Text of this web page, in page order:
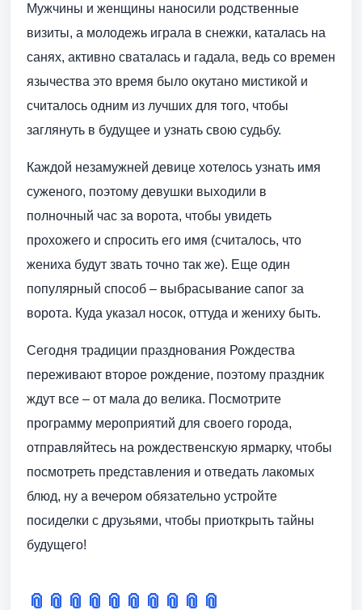
Мужчины и женщины наносили родственные
визиты, а молодежь играла в снежки, каталась на
санях, активно сваталась и гадала, ведь со времен
язычества это время было окутано мистикой и
считалось одним из лучших для того, чтобы
заглянуть в будущее и узнать свою судьбу.
Каждой незамужней девице хотелось узнать имя
суженого, поэтому девушки выходили в
полночный час за ворота, чтобы увидеть
прохожего и спросить его имя (считалось, что
жениха будут звать точно так же). Еще один
популярный способ – выбрасывание сапог за
ворота. Куда указал носок, оттуда и жениху быть.
Сегодня традиции празднования Рождества
переживают второе рождение, поэтому праздник
ждут все – от мала до велика. Посмотрите
программу мероприятий для своего города,
отправляйтесь на рождественскую ярмарку, чтобы
посмотреть представления и отведать лакомых
блюд, ну а вечером обязательно устройте
посиделки с друзьями, чтобы приоткрыть тайны
будущего!
📎 📎 📎 📎 📎 📎 📎 📎 📎 📎